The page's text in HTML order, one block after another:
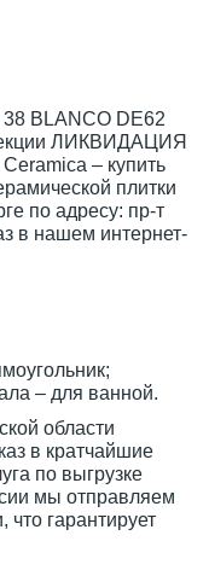
BLANCO DE62
ЛИКВИДАЦИЯ
– купить
плитки
по адресу: пр-т
в нашем интернет-
– для ванной.
области
в кратчайшие
по выгрузке
мы отправляем
гарантирует